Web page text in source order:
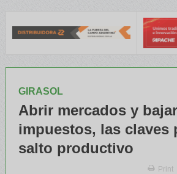
GIRASOL
Abrir mercados y bajar
impuestos, las claves
salto productivo
Print